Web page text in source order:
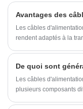
les professionnels de la
efficacité et
les océans leur lancent
travers les vagues.
Avantages des
Les câbles
rendent adaptés à la
Les câbles
plusieurs composants différents,